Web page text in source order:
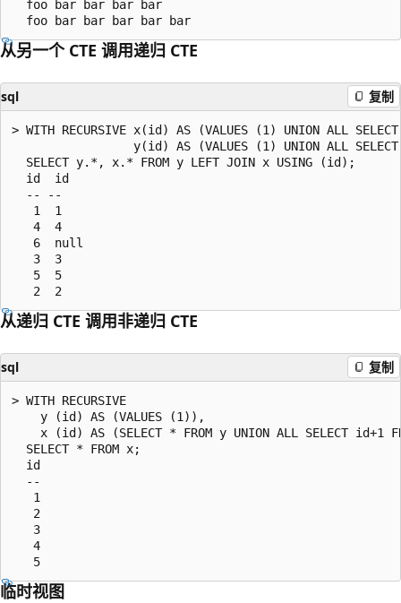
  foo bar bar bar bar
从另一个 CTE 调用递归 CTE
sql 复制
> WITH RECURSIVE x(id) AS (VALUES (1) UNION ALL
y(id) AS (VALUES (1) UNION ALL
  SELECT y.*, x.* FROM y LEFT JOIN x USING (id);
  id  id
  -- --
   1  1
   4  4
   6  null
   3  3
   5  5
从递归 CTE 调用非递归 CTE
sql 复制
> WITH RECURSIVE
    y (id) AS (VALUES (1)),
x (id) AS (SELECT * FROM y UNION ALL SELECT id+1
  SELECT * FROM x;
  id
  --
   1
   2
   3
   4
临时视图